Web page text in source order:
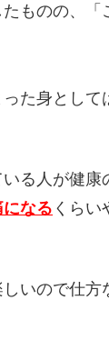
ものの、
た身とし
る人が健
なる くらい
いので仕方